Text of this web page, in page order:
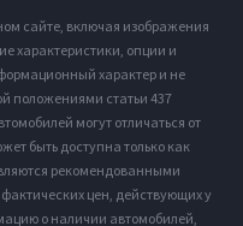
сайте, включая изображения
характеристики, опции и
характер и не
положениями статьи 437
могут отличаться от
быть доступна только как
рекомендованными
цен, действующих у
о наличии автомобилей,